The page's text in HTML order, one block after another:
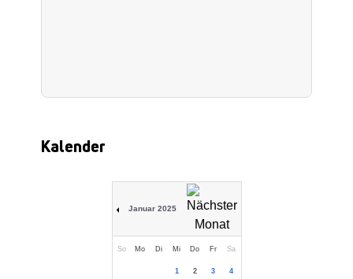
Kalender
Januar 2025
So Mo Di Mi Do Fr Sa
1 2 3 4